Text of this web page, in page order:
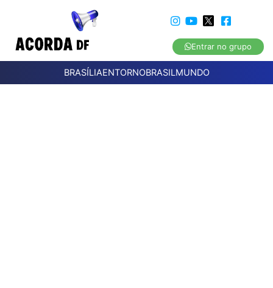
Entrar no grupo
BRASÍLIAENTORNOBRASILMUNDO